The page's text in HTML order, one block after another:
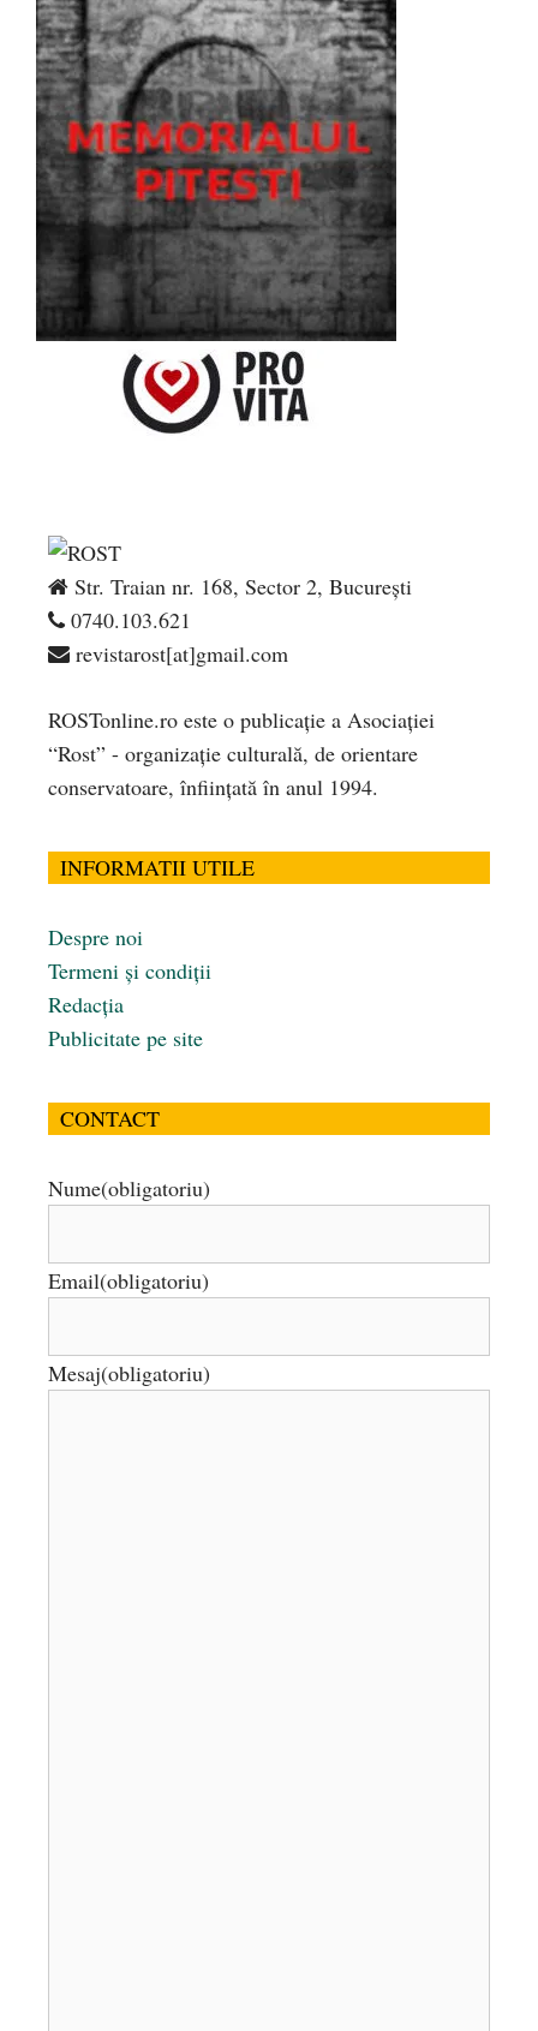
Str. Traian nr. 168, Sector 2, București
0740.103.621
revistarost[at]gmail.com
ROSTonline.ro este o publicaţie a Asociaţiei
“Rost” - organizaţie culturală, de orientare
conservatoare, înfiinţată în anul 1994.
INFORMATII UTILE
Despre noi
Termeni și condiții
Redacția
Publicitate pe site
CONTACT
Nume(obligatoriu)
Email(obligatoriu)
Mesaj(obligatoriu)